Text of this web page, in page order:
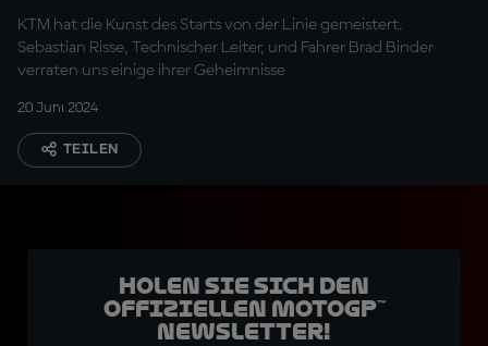
KTM hat die Kunst des Starts von der Linie gemeistert.
Sebastian Risse, Technischer Leiter, und Fahrer Brad Binder
verraten uns einige ihrer Geheimnisse
20 Juni 2024
TEILEN
Holen Sie sich den
offiziellen MotoGP™
Newsletter!